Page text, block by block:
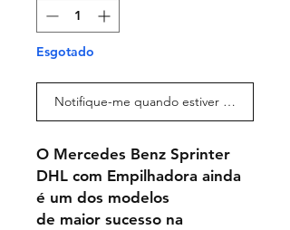
Esgotado
Notifique-me quando estiver disponível
O Mercedes Benz Sprinter
DHL com Empilhadora ainda
é um dos modelos
de maior sucesso na